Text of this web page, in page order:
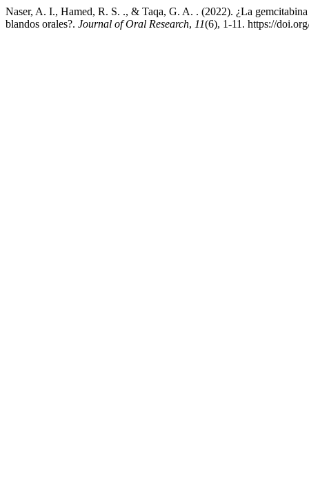
Naser, A. I., Hamed, R. S. ., & Taqa, G. A. . (2022). ¿La
blandos orales?. Journal of Oral Research, 11(6), 1-11. https://